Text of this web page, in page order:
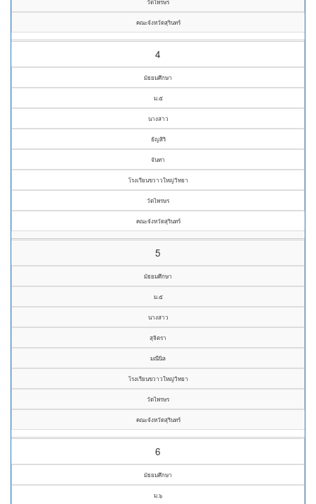
วัดไพรษร
คณะจังหวัดสุรินทร์
4
มัธยมศึกษา
ม.๕
นางสาว
ธัญสิริ
จันทา
โรงเรียนขวาวใหญ่วิทยา
วัดไพรษร
คณะจังหวัดสุรินทร์
5
มัธยมศึกษา
ม.๕
นางสาว
สุจิตรา
มณีนิล
โรงเรียนขวาวใหญ่วิทยา
วัดไพรษร
คณะจังหวัดสุรินทร์
6
มัธยมศึกษา
ม.๖